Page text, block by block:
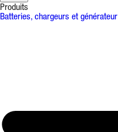
Produits
Batteries, chargeurs et générateur